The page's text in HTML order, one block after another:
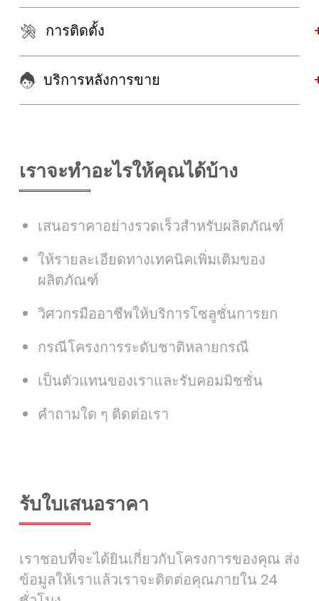
การติดตั้ง
บริการหลังการขาย
เราจะทำอะไรให้คุณได้บ้าง
เสนอราคาอย่างรวดเร็วสำหรับผลิตภัณฑ์
ให้รายละเอียดทางเทคนิคเพิ่มเติมของ
ผลิตภัณฑ์
วิศวกรมืออาชีพให้บริการโซลูชั่นการยก
กรณีโครงการระดับชาติหลายกรณี
เป็นตัวแทนของเราและรับคอมมิชชั่น
คำถามใด ๆ ติดต่อเรา
รับใบเสนอราคา
เราชอบที่จะได้ยินเกี่ยวกับโครงการของคุณ ส่ง
ข้อมูลให้เราแล้วเราจะติดต่อคุณภายใน 24